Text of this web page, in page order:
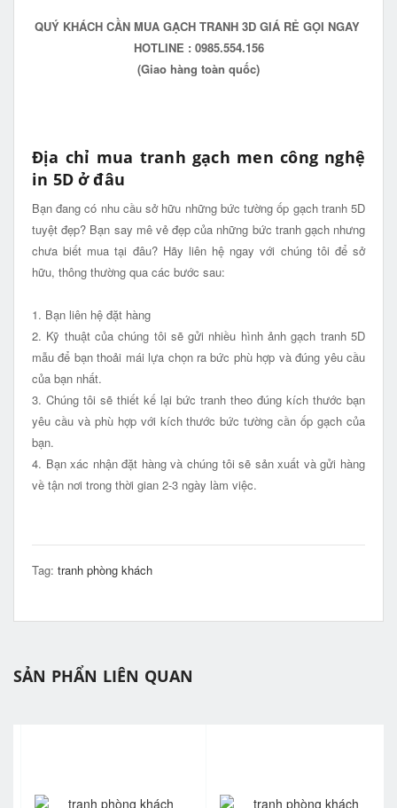
QUÝ KHÁCH CẦN MUA GẠCH TRANH 3D GIÁ RẺ GỌI NGAY
HOTLINE : 0985.554.156
(Giao hàng toàn quốc)
Địa chỉ mua tranh gạch men công nghệ
in 5D ở đâu
Bạn đang có nhu cầu sở hữu những bức tường ốp gạch tranh 5D
tuyệt đẹp? Bạn say mê vẻ đẹp của những bức tranh gạch nhưng
chưa biết mua tại đâu? Hãy liên hệ ngay với chúng tôi để sở
hữu, thông thường qua các bước sau:
1. Bạn liên hệ đặt hàng
2. Kỹ thuật của chúng tôi sẽ gửi nhiều hình ảnh gạch tranh 5D
mẫu để bạn thoải mái lựa chọn ra bức phù hợp và đúng yêu cầu
của bạn nhất.
3. Chúng tôi sẽ thiết kế lại bức tranh theo đúng kích thước bạn
yêu cầu và phù hợp với kích thước bức tường cần ốp gạch của
bạn.
4. Bạn xác nhận đặt hàng và chúng tôi sẽ sản xuất và gửi hàng
về tận nơi trong thời gian 2-3 ngày làm việc.
Tag: tranh phòng khách
SẢN PHẨN LIÊN QUAN